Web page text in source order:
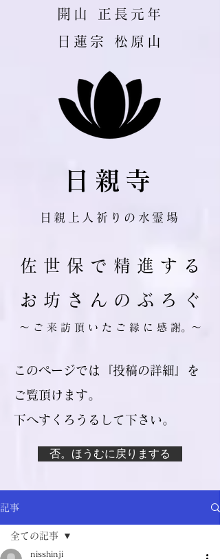
​開山 正長元年
日蓮宗 松原山
日親寺
日親上人祈りの水霊場
佐 世 保 で 精 進 す る
お 坊 さ ん の ぶ ろ ぐ
​～ ご 来 訪 頂 い た ご 縁 に 感 謝。～
このページでは『投稿の詳細』を
ご覧頂けます。
​下へすくろうるして下さい。
否。ほうむに戻りまする
記事
全ての記事
nisshinji